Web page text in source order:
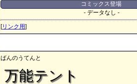
コミックス登場
- データなし -
[リンク用]
ばんのうてんと
万能テント